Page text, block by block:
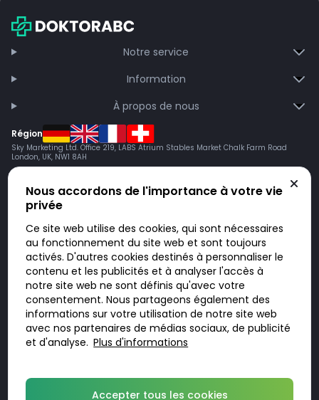
Notre service
Information
À propos de nous
Région
Sky Marketing Ltd. Office 219, LABS Atrium Stables Market Chalk Farm Road
London, UK, NW1 8AH
Doktorabc.com est une plateforme de mise en relation et n’est pas une
pharmacie en ligne. Nous ne vendons ni ne livrons de médicaments ou
autres produits. Les informations sur les produits, médicaments et prix
n’ont pas valeur d’offre. Vous êtes responsable du respect des lois en
vigueur dans votre pays. L’utilisation du site se fait à vos risques et sous
votre responsabilité. Vous visitez et utilisez ce site de votre propre
initiative.
Nous accordons de l'importance à votre vie
privée
Ce site web utilise des cookies, qui sont nécessaires
au fonctionnement du site web et sont toujours
activés. D'autres cookies destinés à personnaliser le
contenu et les publicités et à analyser l'accès à
notre site web ne sont définis qu'avec votre
consentement. Nous partageons également des
informations sur votre utilisation de notre site web
avec nos partenaires de médias sociaux, de publicité
et d'analyse. Plus d'informations
Accepter tous les cookies